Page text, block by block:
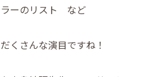
ラーのリスト など
くさんな演目ですね！